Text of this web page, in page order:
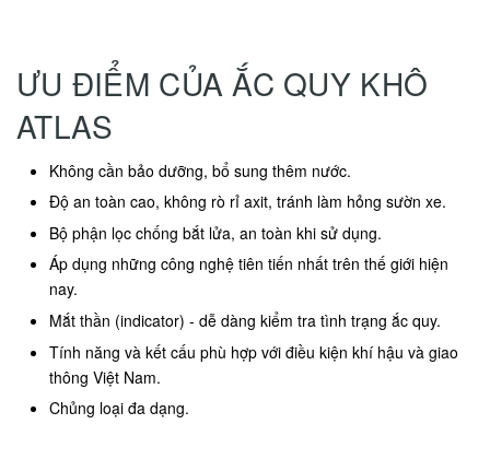
ƯU ĐIỂM CỦA ẮC QUY KHÔ
ATLAS
Không cần bảo dưỡng, bổ sung thêm nước.
Độ an toàn cao, không rò rỉ axit, tránh làm hỏng sườn xe.
Bộ phận lọc chống bắt lửa, an toàn khi sử dụng.
Áp dụng những công nghệ tiên tiến nhất trên thế giới hiện
nay.
Mắt thần (indicator) - dễ dàng kiểm tra tình trạng ắc quy.
Tính năng và kết cấu phù hợp với điều kiện khí hậu và giao
thông Việt Nam.
Chủng loại đa dạng.